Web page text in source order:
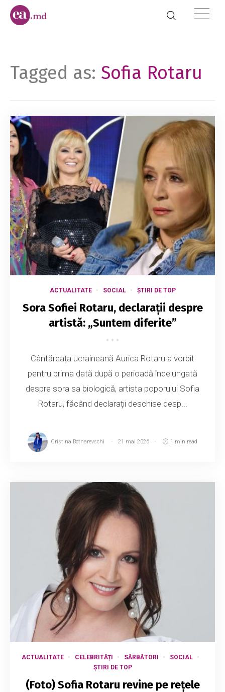
Tagged as: Sofia Rotaru
ACTUALITATE SOCIAL ȘTIRI DE TOP
Sora Sofiei Rotaru, declarații despre
artistă: „Suntem diferite”
Cântăreața ucraineană Aurica Rotaru a vorbit
pentru prima dată după o perioadă îndelungată
despre sora sa biologică, artista poporului Sofia
Rotaru, făcând declarații deschise desp...
Cristina Botnarevschi 21 mai 2026 1 min read
ACTUALITATE CELEBRITĂȚI SĂRBĂTORI
SOCIAL
ȘTIRI DE TOP
(Foto) Sofia Rotaru revine pe rețele